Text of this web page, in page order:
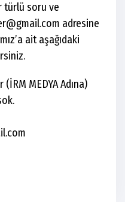
türlü soru ve
adresine
ait aşağıdaki
MEDYA Adına)